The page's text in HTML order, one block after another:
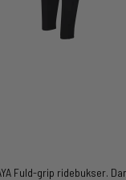
Fuld-grip ridebukser.